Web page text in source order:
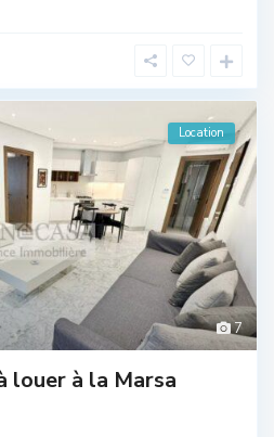
7
Location
louer à la Marsa